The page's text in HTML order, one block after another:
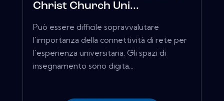
Christ Church Uni...
Può essere difficile sopravvalutare
l'importanza della connettività di rete per
l'esperienza universitaria. Gli spazi di
insegnamento sono digita...